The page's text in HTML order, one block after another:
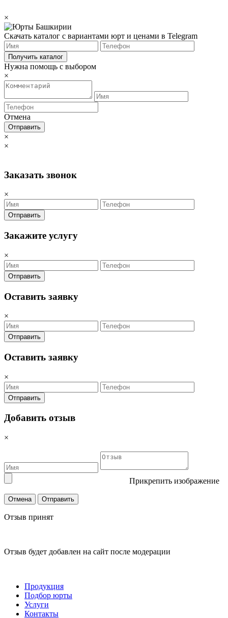
×
Скачать каталог с вариантами юрт и ценами в Telegram
Получить каталог
Нужна помощь с выбором
×
Отмена
Отправить
×
×
Заказать звонок
×
Отправить
Закажите услугу
×
Отправить
Оставить заявку
×
Отправить
Оставить заявку
×
Отправить
Добавить отзыв
×
Прикрепить изображение
Отмена Отправить
Отзыв принят
Отзыв будет добавлен на сайт после модерации
Продукция
Подбор юрты
Услуги
Контакты